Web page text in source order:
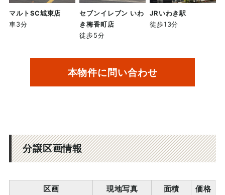
マルトSC城東店
車3分
セブンイレブン いわ
き梅香町店
徒歩5分
JRいわき駅
徒歩13分
本物件に問い合わせ
分譲区画情報
区画 現地写真 面積 価格